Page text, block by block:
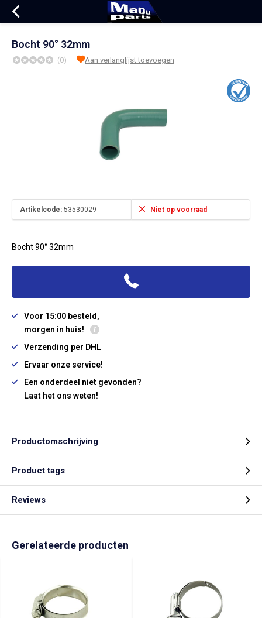
Bocht 90° 32mm
(0) Aan verlanglijst toevoegen
Artikelcode: 53530029 Niet op voorraad
Bocht 90° 32mm
Voor 15:00 besteld,
morgen in huis!
Verzending per DHL
Ervaar onze service!
Een onderdeel niet gevonden?
Laat het ons weten!
Productomschrijving
Product tags
Reviews
Gerelateerde producten